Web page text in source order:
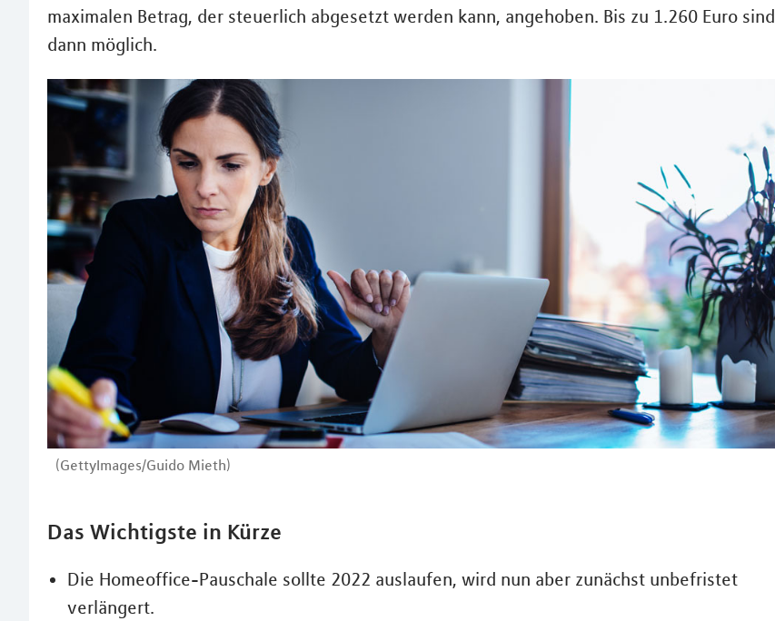
maximalen Betrag, der steuerlich abgesetzt werden kann, angehoben. Bis zu 1.260 Euro sind
dann möglich.
(GettyImages/Guido Mieth)
Das Wichtigste in Kürze
Die Homeoffice-Pauschale sollte 2022 auslaufen, wird nun aber zunächst unbefristet
verlängert.